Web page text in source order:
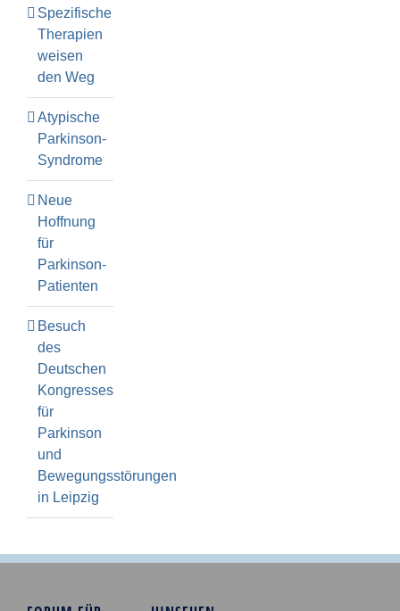
Spezifische
Therapien
weisen
den Weg
Atypische
Parkinson-
Syndrome
Neue
Hoffnung
für
Parkinson-
Patienten
Besuch
des
Deutschen
Kongresses
für
Parkinson
und
Bewegungsstörungen
in Leipzig